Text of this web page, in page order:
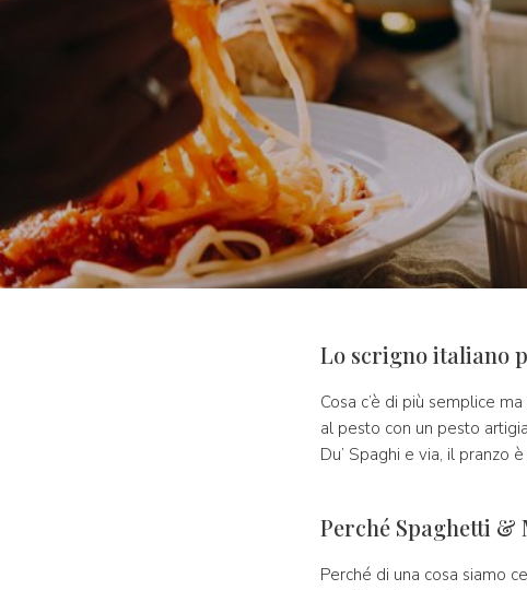
Lo scrigno italiano
Cosa c’è di più semplice
al pesto con un pesto
Du’ Spaghi e via, il pranzo
Perché Spaghetti &
Perché di una cosa siamo